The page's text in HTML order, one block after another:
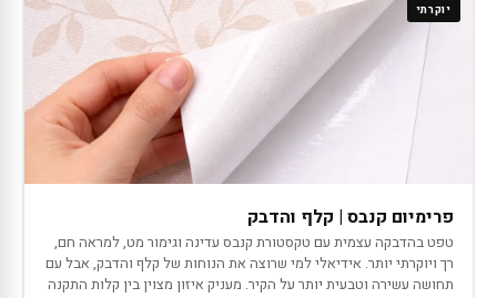
יוקרתי
פרימיום קנבס | קלף והדבק
טפט בהדבקה עצמית עם טקסטורת קנבס עדינה וגימור מט, למראה חם,
רך ויוקרתי יותר. אידיאלי למי שרוצה את הנוחות של קלף והדבק, אבל עם
תחושה עשירה וטבעית יותר על הקיר. מעניק איזון מצוין בין קלות התקנה